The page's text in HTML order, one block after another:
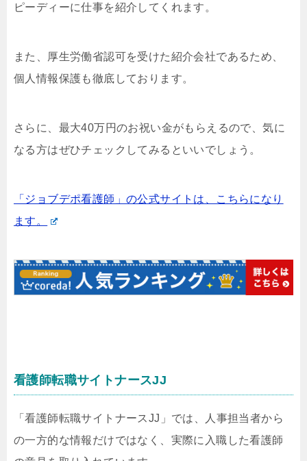
ピーディーに仕事を紹介してくれます。
また、厚生労働省認可を受けた紹介会社であるため、
個人情報保護も徹底しております。
さらに、最大40万円のお祝い金がもらえるので、気に
なる方はぜひチェックしてみるといいでしょう。
「ジョブデポ看護師」の公式サイトは、こちらになり
ます。
看護師転職サイトナースJJ
「看護師転職サイトナースJJ」では、人事担当者から
の一方的な情報だけではなく、実際に入職した看護師